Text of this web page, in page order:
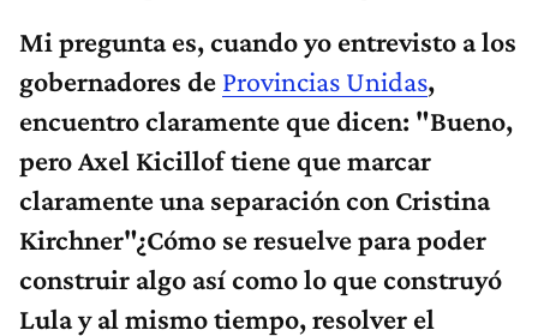
Mi pregunta es, cuando yo entrevisto a los
gobernadores de Provincias Unidas,
encuentro claramente que dicen: "Bueno,
pero Axel Kicillof tiene que marcar
claramente una separación con Cristina
Kirchner"¿Cómo se resuelve para poder
construir algo así como lo que construyó
Lula y al mismo tiempo, resolver el